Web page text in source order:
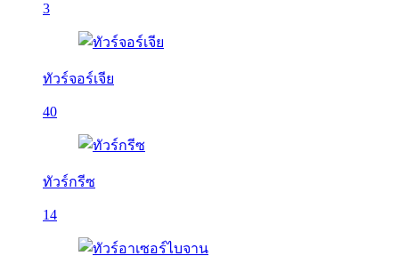
3
ทัวร์จอร์เจีย
40
ทัวร์กรีซ
14